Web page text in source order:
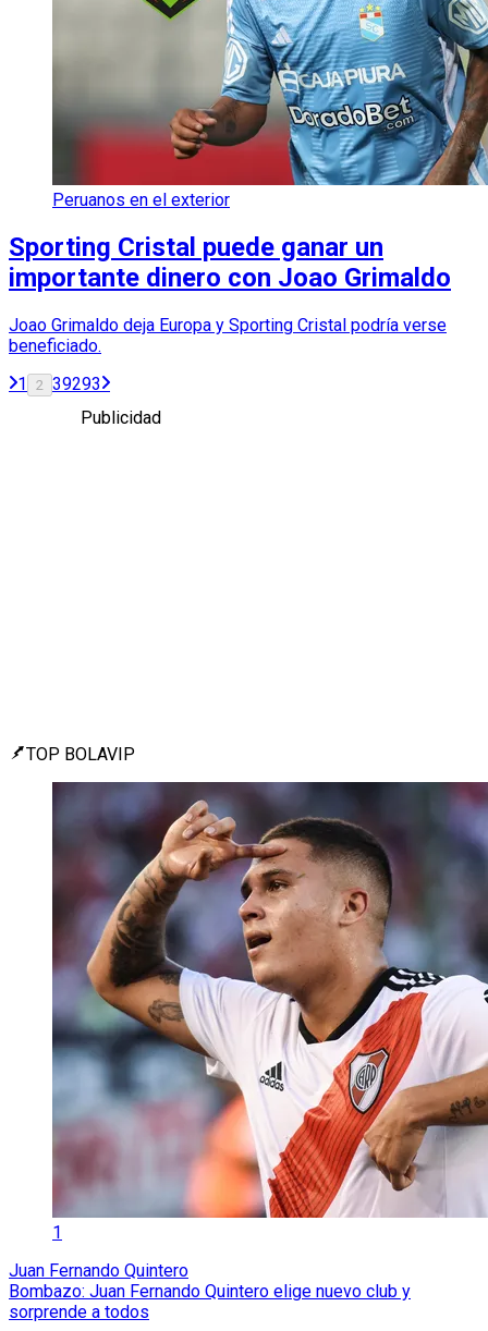
Peruanos en el exterior
Sporting Cristal puede ganar un
importante dinero con Joao Grimaldo
Joao Grimaldo deja Europa y Sporting Cristal podría verse
beneficiado.
1
2 39293
Publicidad
TOP BOLAVIP
1
Juan Fernando Quintero
Bombazo: Juan Fernando Quintero elige nuevo club y
sorprende a todos